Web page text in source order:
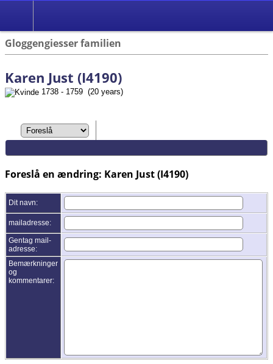
Gloggengiesser familien
Karen Just (I4190)
1738 - 1759 (20 years)
Foreslå en ændring: Karen Just (I4190)
Dit navn:
mailadresse:
Gentag mail-
adresse:
Bemærkninger
og
kommentarer: